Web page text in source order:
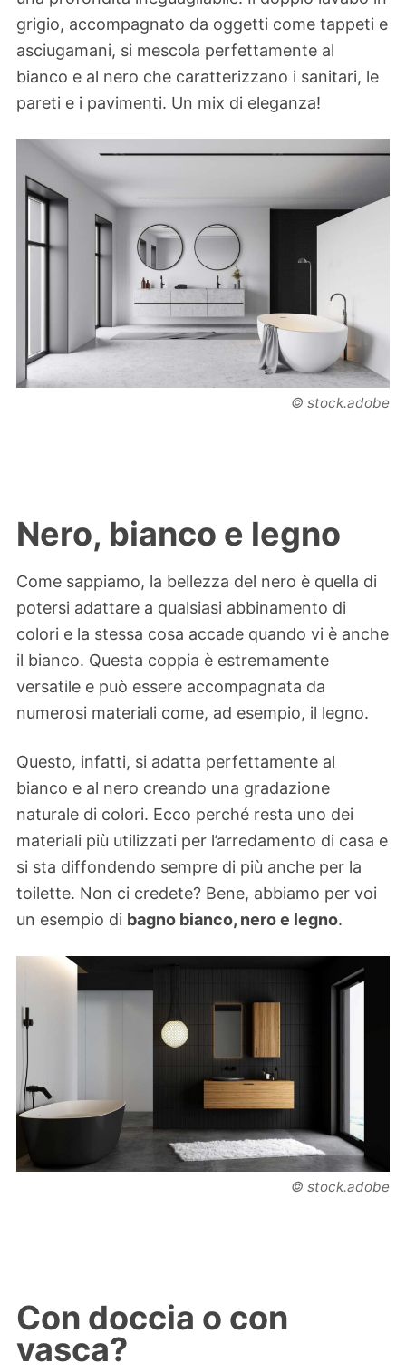
grigio, accompagnato da oggetti come tappeti e
asciugamani, si mescola perfettamente al
bianco e al nero che caratterizzano i sanitari, le
pareti e i pavimenti. Un mix di eleganza!
© stock.adobe
Nero, bianco e legno
Come sappiamo, la bellezza del nero è quella di
potersi adattare a qualsiasi abbinamento di
colori e la stessa cosa accade quando vi è anche
il bianco. Questa coppia è estremamente
versatile e può essere accompagnata da
numerosi materiali come, ad esempio, il legno.
Questo, infatti, si adatta perfettamente al
bianco e al nero creando una gradazione
naturale di colori. Ecco perché resta uno dei
materiali più utilizzati per l’arredamento di casa e
si sta diffondendo sempre di più anche per la
toilette. Non ci credete? Bene, abbiamo per voi
un esempio di bagno bianco, nero e legno.
© stock.adobe
Con doccia o con
vasca?